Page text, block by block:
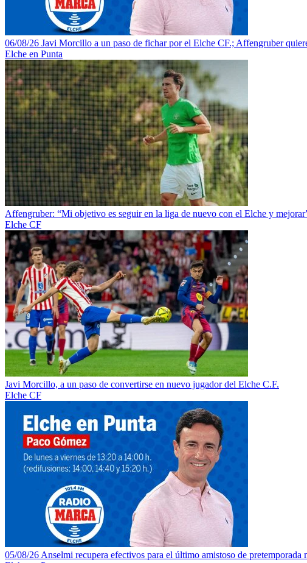
06/08/26 Javi Morcillo a un paso de fichar por el Elche CF.; Affengruber
Elche en Punta
Affengruber: “Mi objetivo es seguir en la liga de nuevo con el Elche y
Elche CF
Javi Morcillo, a un paso de convertirse en nuevo jugador del Elche C.F.
Elche CF
05/08/26 Anselmi recupera efectivos para el último amistoso de pretemporada